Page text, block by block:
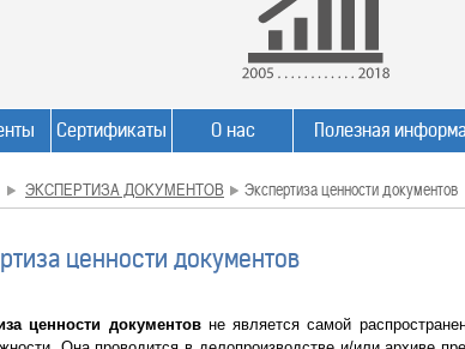
Сертификаты О нас Полезная
ЭКСПЕРТИЗА ДОКУМЕНТОВ Экспертиза ценности документов
ценности документов
ценности документовне является самой